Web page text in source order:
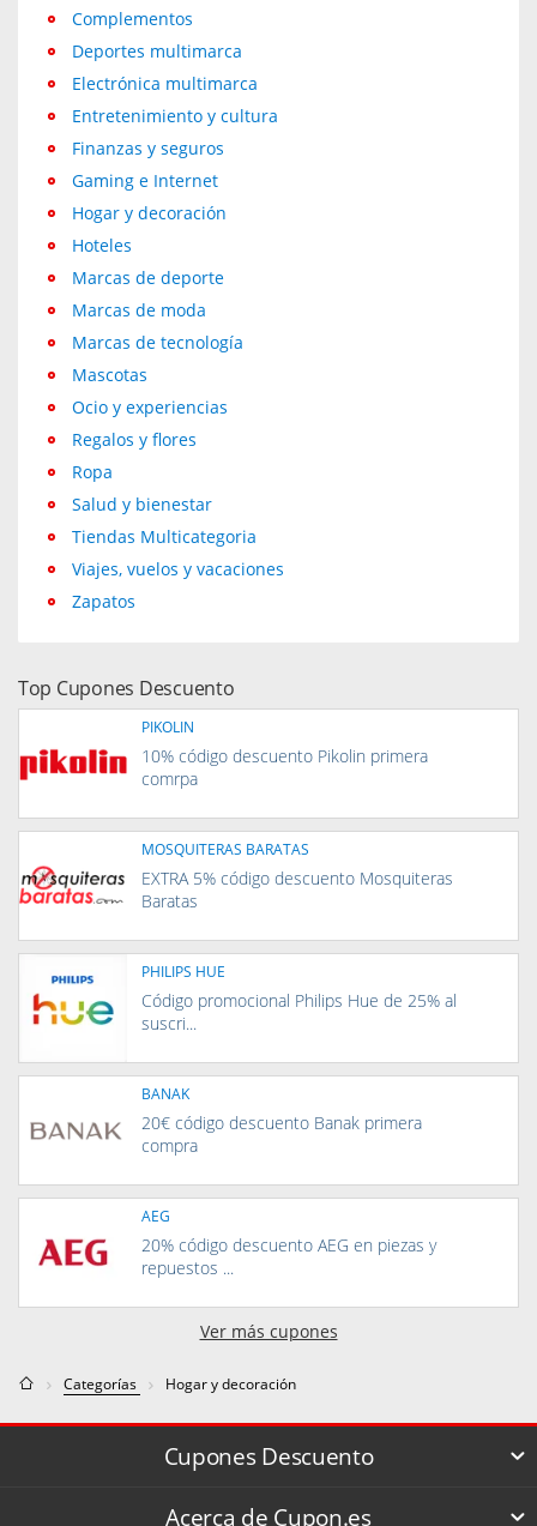
Complementos
Deportes multimarca
Electrónica multimarca
Entretenimiento y cultura
Finanzas y seguros
Gaming e Internet
Hogar y decoración
Hoteles
Marcas de deporte
Marcas de moda
Marcas de tecnología
Mascotas
Ocio y experiencias
Regalos y flores
Ropa
Salud y bienestar
Tiendas Multicategoria
Viajes, vuelos y vacaciones
Zapatos
Top Cupones Descuento
PIKOLIN
10% código descuento Pikolin primera
comrpa
MOSQUITERAS BARATAS
EXTRA 5% código descuento Mosquiteras
Baratas
PHILIPS HUE
Código promocional Philips Hue de 25% al
suscri...
BANAK
20€ código descuento Banak primera
compra
AEG
20% código descuento AEG en piezas y
repuestos ...
Ver más cupones
Categorías Hogar y decoración
Cupones Descuento
Acerca de Cupon.es